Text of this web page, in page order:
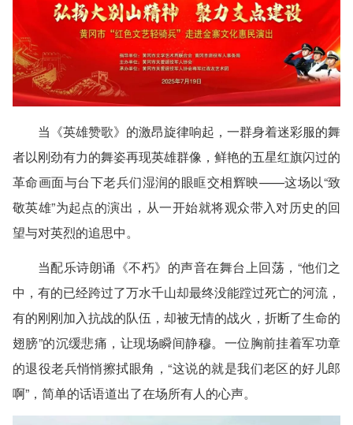
当《英雄赞歌》的激昂旋律响起，一群身着迷彩服的舞
者以刚劲有力的舞姿再现英雄群像，鲜艳的五星红旗闪过的
革命画面与台下老兵们湿润的眼眶交相辉映——这场以“致
敬英雄”为起点的演出，从一开始就将观众带入对历史的回
望与对英烈的追思中。
当配乐诗朗诵《不朽》的声音在舞台上回荡，“他们之
中，有的已经跨过了万水千山却最终没能蹚过死亡的河流，
有的刚刚加入抗战的队伍，却被无情的战火，折断了生命的
翅膀”的沉缓悲痛，让现场瞬间静穆。一位胸前挂着军功章
的退役老兵悄悄擦拭眼角，“这说的就是我们老区的好儿郎
啊”，简单的话语道出了在场所有人的心声。